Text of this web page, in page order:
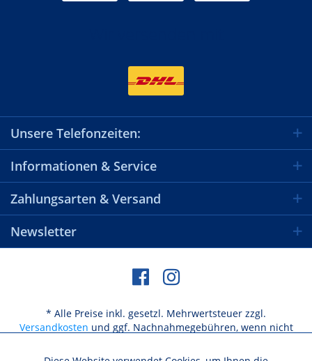
Unsere Telefonzeiten:
Informationen & Service
Zahlungsarten & Versand
Newsletter
* Alle Preise inkl. gesetzl. Mehrwertsteuer zzgl.
Versandkosten und ggf. Nachnahmegebühren, wenn nicht